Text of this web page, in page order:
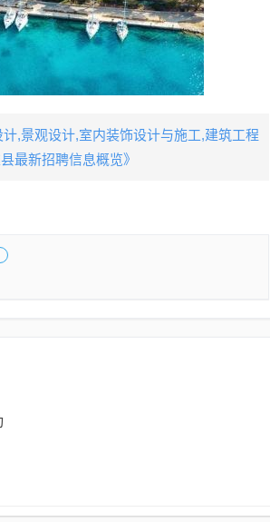
,景观设计,室内装饰设计与施工,建筑工程
县最新招聘信息概览》